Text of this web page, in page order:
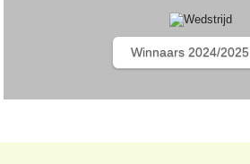
Winnaars 2024/2025